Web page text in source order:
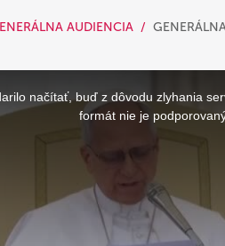
AUDIENCIA
načítať, buď z dôvodu zlyhania
formát nie je